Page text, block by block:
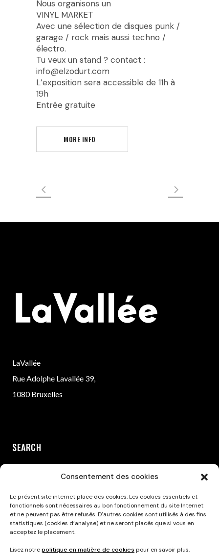
Consentement des cookies
Le présent site internet place des cookies. Les cookies essentiels et
fonctionnels sont nécessaires au bon fonctionnement du site Internet
et ne peuvent pas être refusés. D’autres cookies sont utilisés à des fins
statistiques (cookies d’analyse) et ne seront placés que si vous en
acceptez le placement.
Lisez notrepolitique en matière de cookies pour en savoir plus.
Nous organisons un
VINYL MARKET
Avec une sélection de disques punk /
garage / rock mais aussi techno /
électro.
Tu veux un stand ? contact :
info@elzodurt.com
L’exposition sera accessible de 11h à
19h
Entrée gratuite
MORE INFO
LaVallée
Rue Adolphe Lavallée 39,
1080 Bruxelles
SEARCH